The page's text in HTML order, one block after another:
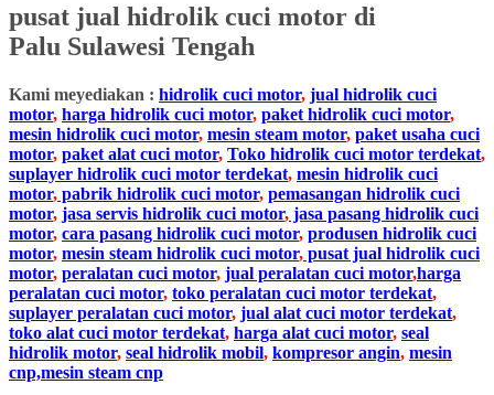
pusat jual hidrolik cuci motor di
Palu Sulawesi Tengah
Kami meyediakan : hidrolik cuci motor, jual hidrolik cuci
motor, harga hidrolik cuci motor, paket hidrolik cuci motor,
mesin hidrolik cuci motor, mesin steam motor, paket usaha cuci
motor, paket alat cuci motor, Toko hidrolik cuci motor terdekat,
suplayer hidrolik cuci motor terdekat, mesin hidrolik cuci
motor, pabrik hidrolik cuci motor, pemasangan hidrolik cuci
motor, jasa servis hidrolik cuci motor, jasa pasang hidrolik cuci
motor, cara pasang hidrolik cuci motor, produsen hidrolik cuci
motor, mesin steam hidrolik cuci motor, pusat jual hidrolik cuci
motor, peralatan cuci motor, jual peralatan cuci motor,harga
peralatan cuci motor, toko peralatan cuci motor terdekat,
suplayer peralatan cuci motor, jual alat cuci motor terdekat,
toko alat cuci motor terdekat, harga alat cuci motor, seal
hidrolik motor, seal hidrolik mobil, kompresor angin, mesin
cnp,mesin steam cnp